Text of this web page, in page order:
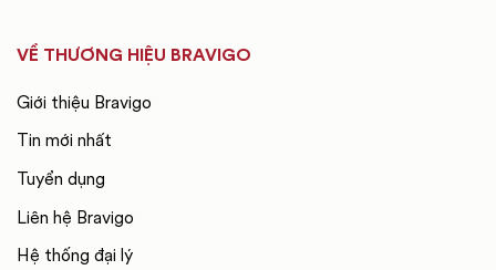
VỀ THƯƠNG HIỆU BRAVIGO
Giới thiệu Bravigo
Tin mới nhất
Tuyển dụng
Liên hệ Bravigo
Hệ thống đại lý